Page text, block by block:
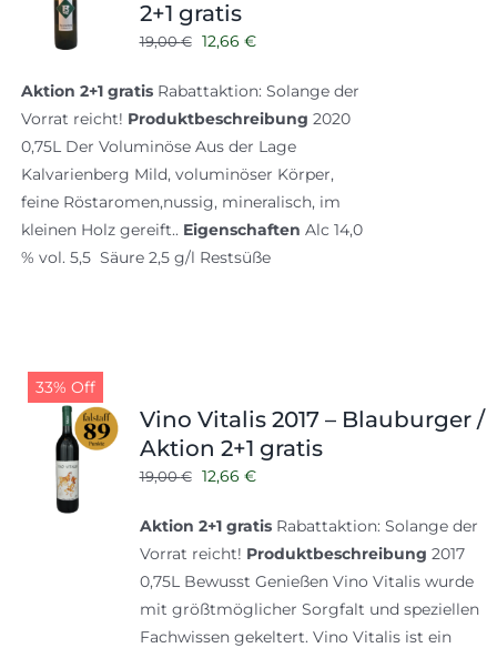
2+1 gratis
19,00€ Ursprünglicher
war:
19,00 €
12,66 €Aktueller
ist:
12,66 €.
Aktion 2+1 gratisRabattaktion: Solange der
Vorrat reicht! Produktbeschreibung 2020
0,75L Der Voluminöse Aus der Lage
Kalvarienberg Mild, voluminöser Körper,
feine Röstaromen,nussig, mineralisch, im
kleinen Holz gereift.. Eigenschaften Alc 14,0
% vol. 5,5 Säure 2,5 g/l Restsüße
33% Off
Vino Vitalis 2017 – Blauburger /
Aktion 2+1 gratis
19,00€ Ursprünglicher
war:
19,00 €
12,66 €Aktueller
ist:
12,66 €.
Aktion 2+1 gratisRabattaktion: Solange der
Vorrat reicht! Produktbeschreibung 2017
0,75L Bewusst Genießen Vino Vitalis wurde
mit größtmöglicher Sorgfalt und speziellen
Fachwissen gekeltert. Vino Vitalis ist ein